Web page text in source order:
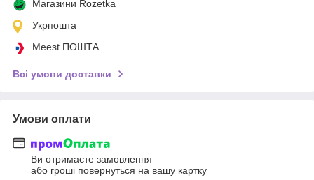
Магазини Rozetka
Укрпошта
Meest ПОШТА
Всі умови доставки
Умови оплати
Ви отримаєте замовлення
або гроші повернуться на вашу картку